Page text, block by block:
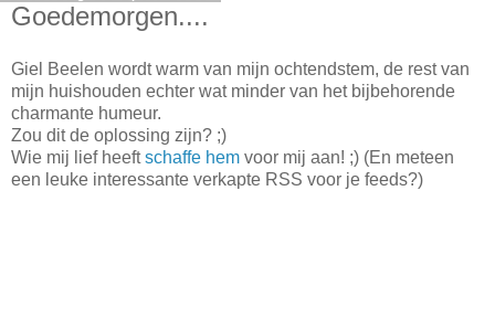
Goedemorgen....
Giel Beelen wordt warm van mijn ochtendstem, de rest van
mijn huishouden echter wat minder van het bijbehorende
charmante humeur.
Zou dit de oplossing zijn? ;)
Wie mij lief heeftschaffe hem voor mij aan! ;) (En meteen
een leuke interessante verkapte RSS voor je feeds?)